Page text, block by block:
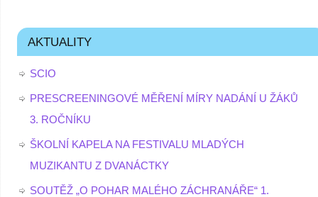
AKTUALITY
SCIO
PRESCREENINGOVÉ MĚŘENÍ MÍRY NADÁNÍ U ŽÁKŮ
3. ROČNÍKU
ŠKOLNÍ KAPELA NA FESTIVALU MLADÝCH
MUZIKANTU Z DVANÁCTKY
SOUTĚŽ „O POHAR MALÉHO ZÁCHRANÁŘE“ 1.